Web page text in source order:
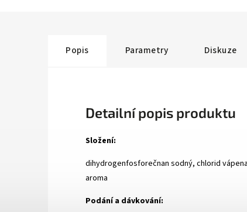
Popis Parametry Diskuze
Detailní popis produktu
Složení:
dihydrogenfosforečnan sodný, chlorid
aroma
Podání a dávkování: